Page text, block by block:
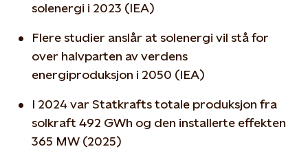
solenergi i 2023 (IEA)
Flere studier anslår at solenergi vil stå for
over halvparten av verdens
energiproduksjon i 2050 (IEA)
I 2024 var Statkrafts totale produksjon fra
solkraft 492 GWh og den installerte effekten
365 MW (2025)